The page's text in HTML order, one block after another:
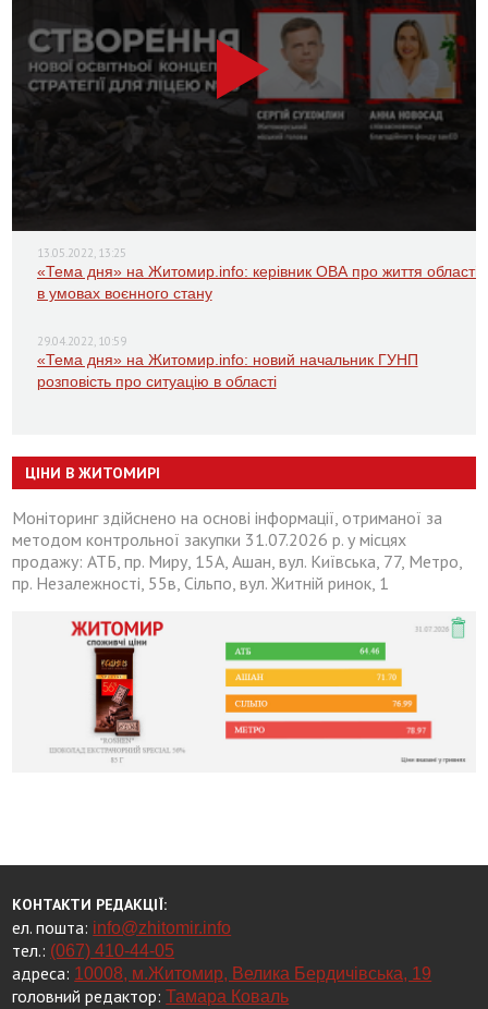
13.05.2022, 13:25
«Тема дня» на Житомир.info: керівник ОВА про життя області
в умовах воєнного стану
29.04.2022, 10:59
«Тема дня» на Житомир.info: новий начальник ГУНП
розповість про ситуацію в області
ЦІНИ В ЖИТОМИРІ
Моніторинг здійснено на основі інформації, отриманої за
методом контрольної закупки 31.07.2026 р. у місцях
продажу: АТБ, пр. Миру, 15А, Ашан, вул. Київська, 77, Метро,
пр. Незалежності, 55в, Сільпо, вул. Житній ринок, 1
КОНТАКТИ РЕДАКЦІЇ:
ел. пошта: info@zhitomir.info
тел.: (067) 410-44-05
адреса: 10008, м.Житомир, Велика Бердичівська, 19
головний редактор:Тамара Коваль